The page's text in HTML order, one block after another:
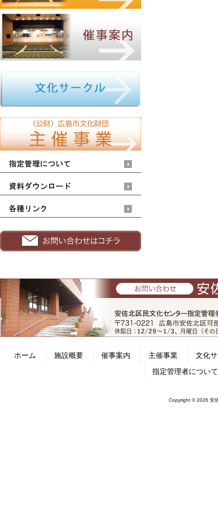
ホーム 施設概要 催事案内 主催事業
文化
指定管理者について
Copyright © 2026 安